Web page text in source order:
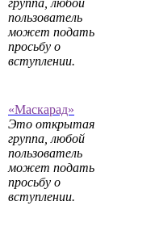
группа, любой
пользователь
может подать
просьбу о
вступлении.
«Маскарад»
Это открытая
группа, любой
пользователь
может подать
просьбу о
вступлении.